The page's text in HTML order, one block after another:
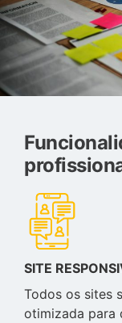
SITE
Todos os sites
otimizada para